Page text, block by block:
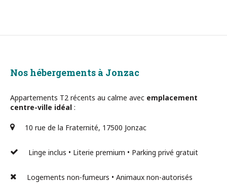
Nos hébergements à Jonzac
Appartements T2 récents au calme avec emplacement
centre-ville idéal :
10 rue de la Fraternité, 17500 Jonzac
Linge inclus • Literie premium • Parking privé gratuit
Logements non-fumeurs • Animaux non-autorisés